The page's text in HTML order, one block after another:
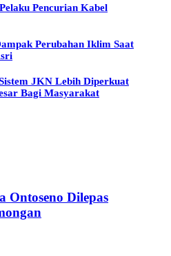
Pencurian Kabel
Perubahan Iklim Saat
JKN Lebih Diperkuat
Bagi Masyarakat
Ontoseno Dilepas